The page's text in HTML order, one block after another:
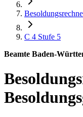
C 4 Stufe 5
Beamte Baden-